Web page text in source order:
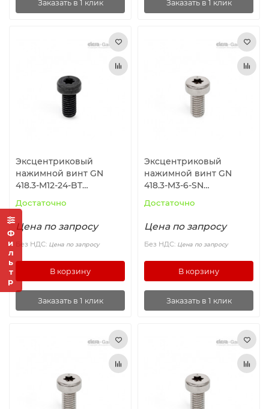
Фильтр
Заказать в 1 клик Заказать в 1 клик
Эксцентриковый
нажимной винт GN
418.3-M12-24-BT
Достаточно
Цена по запросу
Без НДС: Цена по запросу
В корзину
Заказать в 1 клик
Эксцентриковый
нажимной винт GN
418.3-M3-6-SN
Достаточно
Цена по запросу
Без НДС: Цена по запросу
В корзину
Заказать в 1 клик